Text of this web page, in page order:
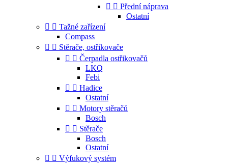
  Přední náprava
Ostatní
  Tažné zařízení
Compass
  Stěrače, ostřikovače
  Čerpadla ostřikovačů
LKQ
Febi
  Hadice
Ostatní
  Motory stěračů
Bosch
  Stěrače
Bosch
Ostatní
  Výfukový systém